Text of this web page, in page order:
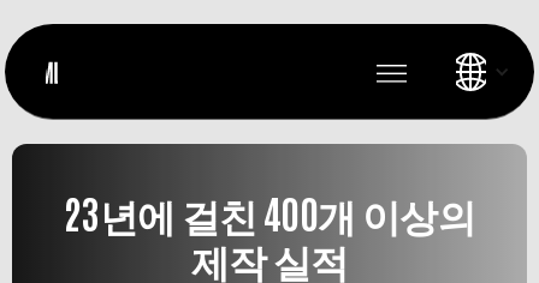
23년에 걸친 400개 이상의
제작 실적